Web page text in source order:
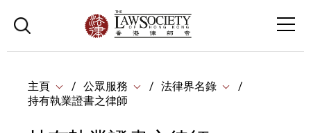
主頁 公眾服務
法律界名錄
持有執業證書之律師